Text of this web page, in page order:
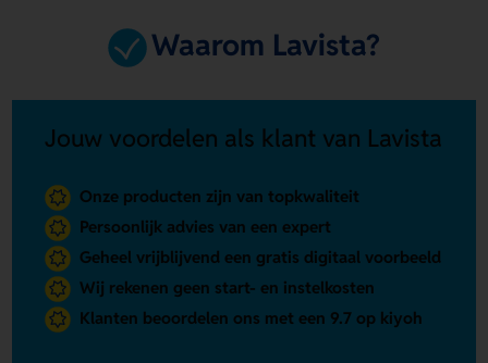
Waarom Lavista?
Jouw voordelen als klant van Lavista
Onze producten zijn van topkwaliteit
Persoonlijk advies van een expert
Geheel vrijblijvend een gratis digitaal voorbeeld
Wij rekenen geen start- en instelkosten
Klanten beoordelen ons met een 9.7 op kiyoh